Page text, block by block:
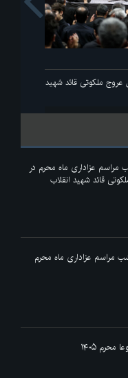
ملکوتی قائد شهید انقلاب
مراسم عزاداری ماه محرم در
قائد شهید انقلاب
مراسم عزاداری ماه محرم
۱۴۰۵